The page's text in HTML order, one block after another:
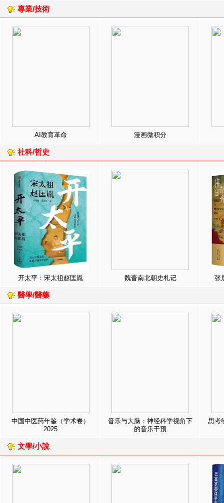
專業/技術
AI教育革命 漫画微积分
社科/哲史
开太平：宋太祖赵匡胤 魏晋南北朝史札记 张
醫學/醫藥
中国中医药年鉴（学术卷）
2025
音乐与大脑：神经科学视角下
的音乐干预
思考
文學/小說